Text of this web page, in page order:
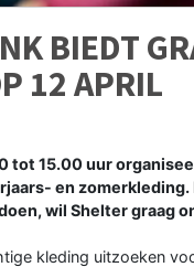
BIEDT
12 APRIL
tot 15.00 uur
en
wil Shelter graag
kleding uitzoeken